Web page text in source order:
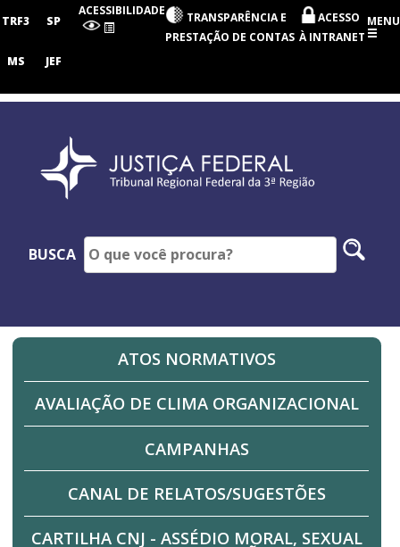
Regional
3ª
TRF3 SP
MS JEF
ACESSIBILIDADE
TRANSPARÊNCIA E
PRESTAÇÃO DE CONTAS
ACESSO
À INTRANET
MENU
BUSCA
ATOS NORMATIVOS
AVALIAÇÃO DE CLIMA ORGANIZACIONAL
CAMPANHAS
CANAL DE RELATOS/SUGESTÕES
CARTILHA CNJ - ASSÉDIO MORAL, SEXUAL